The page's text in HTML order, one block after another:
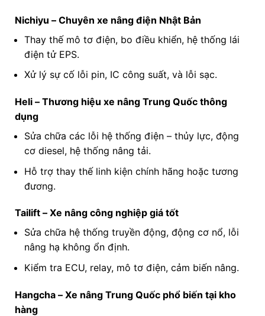
Nichiyu – Chuyên xe nâng điện Nhật Bản
Thay thế mô tơ điện, bo điều khiển, hệ thống lái
điện tử EPS.
Xử lý sự cố lỗi pin, IC công suất, và lỗi sạc.
Heli – Thương hiệu xe nâng Trung Quốc thông
dụng
Sửa chữa các lỗi hệ thống điện – thủy lực, động
cơ diesel, hệ thống nâng tải.
Hỗ trợ thay thế linh kiện chính hãng hoặc tương
đương.
Tailift – Xe nâng công nghiệp giá tốt
Sửa chữa hệ thống truyền động, động cơ nổ, lỗi
nâng hạ không ổn định.
Kiểm tra ECU, relay, mô tơ điện, cảm biến nâng.
Hangcha – Xe nâng Trung Quốc phổ biến tại kho
hàng